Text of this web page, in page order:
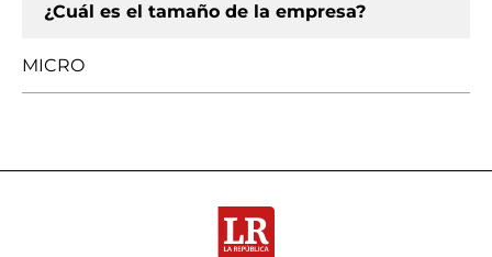
¿Cuál es el tamaño de la empresa?
MICRO